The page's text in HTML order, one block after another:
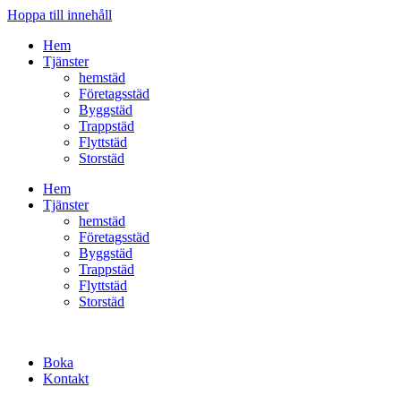
Hoppa till innehåll
Hem
Tjänster
hemstäd
Företagsstäd
Byggstäd
Trappstäd
Flyttstäd
Storstäd
Hem
Tjänster
hemstäd
Företagsstäd
Byggstäd
Trappstäd
Flyttstäd
Storstäd
Boka
Kontakt